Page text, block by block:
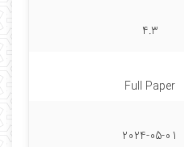
4.3
Full Paper
2024-05-01